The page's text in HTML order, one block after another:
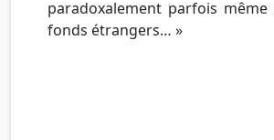
paradoxalement parfois
fonds étrangers… »